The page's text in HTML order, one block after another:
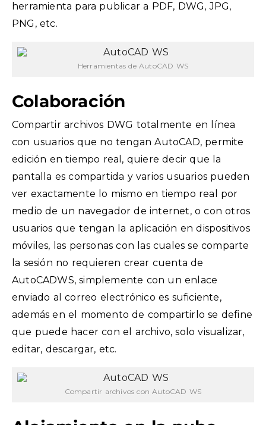
herramienta para publicar a PDF, DWG, JPG,
PNG, etc.
Herramientas de AutoCAD WS
Colaboración
Compartir archivos DWG totalmente en línea
con usuarios que no tengan AutoCAD, permite
edición en tiempo real, quiere decir que la
pantalla es compartida y varios usuarios pueden
ver exactamente lo mismo en tiempo real por
medio de un navegador de internet, o con otros
usuarios que tengan la aplicación en dispositivos
móviles, las personas con las cuales se comparte
la sesión no requieren crear cuenta de
AutoCADWS, simplemente con un enlace
enviado al correo electrónico es suficiente,
además en el momento de compartirlo se define
que puede hacer con el archivo, solo visualizar,
editar, descargar, etc.
Compartir archivos con AutoCAD WS